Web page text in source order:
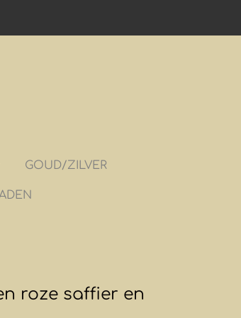
GOUD/ZILVER
roze saffier en